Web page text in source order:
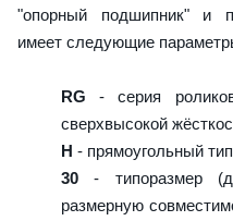
"опорный подшипник" и
имеет следующие
RG - серия
сверхвысокой
H - прямоугольный
30 - типоразмер
размерную